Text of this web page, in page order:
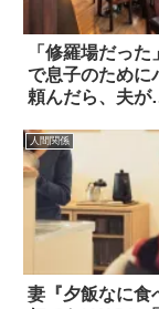
「修羅場だっ
で息子のために
頼んだら、夫
人間関係
妻『夕飯なに食